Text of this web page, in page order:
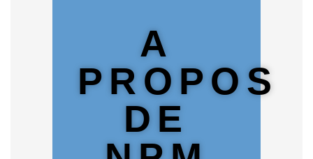
A
PROPOS
DE